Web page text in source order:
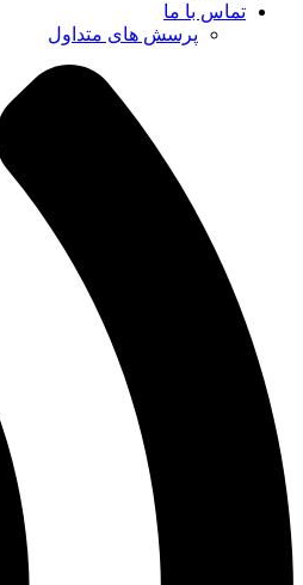
تماس با ما
پرسش های متداول